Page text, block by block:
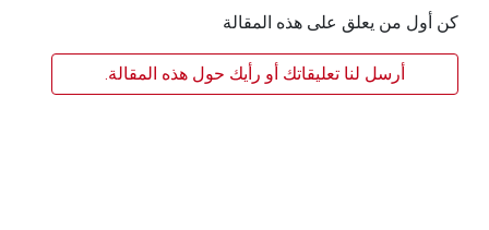
كن أول من يعلق على هذه المقالة
أرسل لنا تعليقاتك أو رأيك حول هذه المقالة.